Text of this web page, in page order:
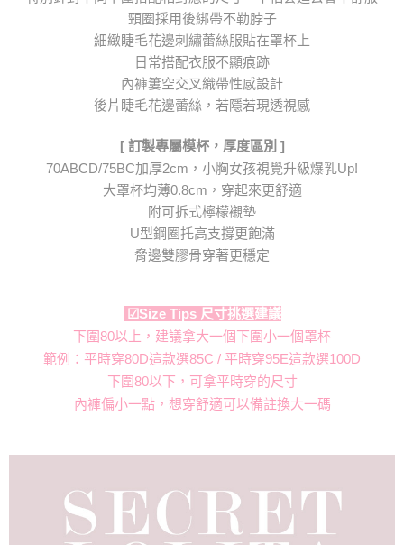
頸圈採用後綁帶不勒脖子
細緻睫毛花邊刺繡蕾絲服貼在罩杯上
日常搭配衣服不顯痕跡
內褲簍空交叉織帶性感設計
後片睫毛花邊蕾絲，若隱若現透視感
[ 訂製專屬模杯，厚度區別 ]
70ABCD/75BC加厚2cm，小胸女孩視覺升級爆乳Up!
大罩杯均薄0.8cm，穿起來更舒適
附可拆式檸檬襯墊
U型鋼圈托高支撐更飽滿
脅邊雙膠骨穿著更穩定
☑Size Tips 尺寸挑選建議
下圍80以上，建議拿大一個下圍小一個罩杯
範例：平時穿80D這款選85C / 平時穿95E這款選100D
下圍80以下，可拿平時穿的尺寸
內褲偏小一點，想穿舒適可以備註換大一碼